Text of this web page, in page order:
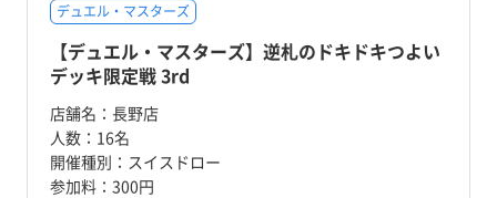
デュエル・マスターズ
【デュエル・マスターズ】逆札のドキドキつよい
デッキ限定戦 3rd
店舗名： 長野店
人数： 16名
開催種別： スイスドロー
参加料： 300円